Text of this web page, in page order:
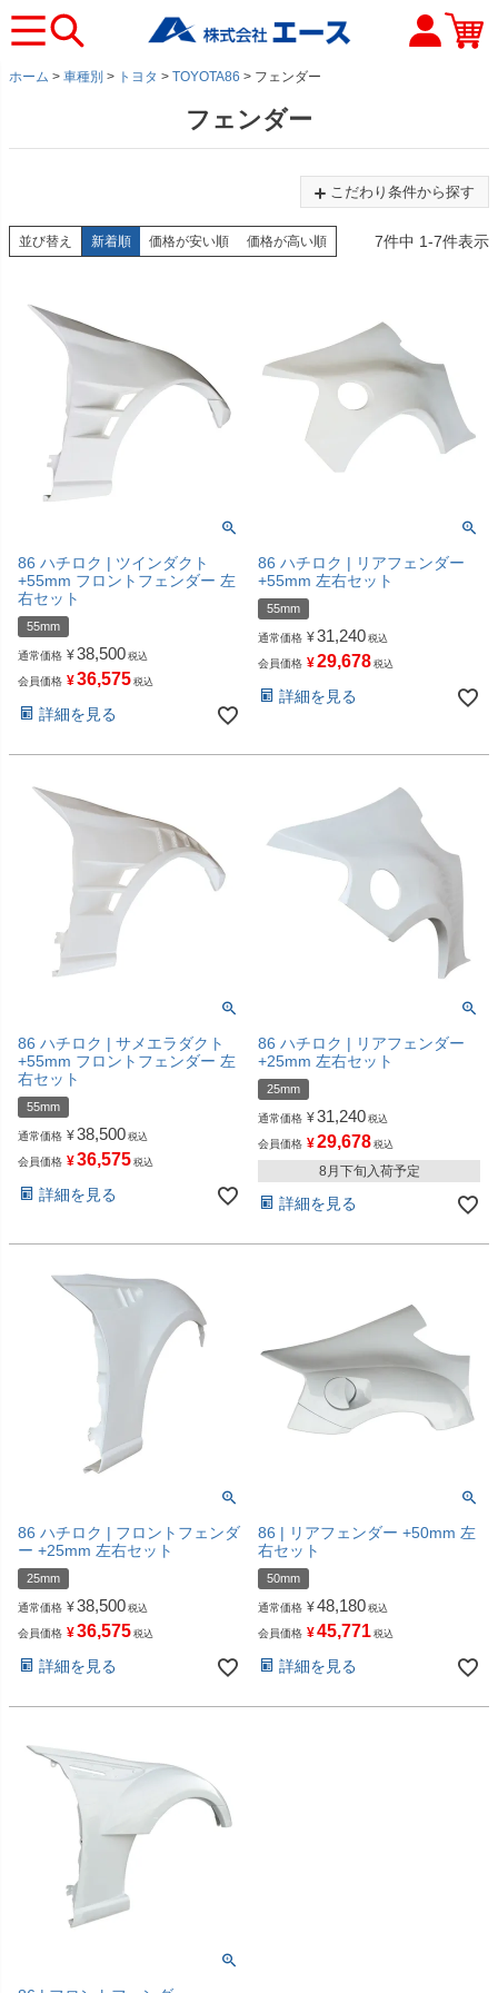
ホーム 車種別 トヨタ TOYOTA86 フェンダー
フェンダー
こだわり条件から探す
並び替え 新着順 価格が安い順 価格が高い順 7件中 1-7件表示
86 ハチロク | ツインダクト
+55mm フロントフェンダー 左
右セット
55mm
通常価格 ¥38,500 税込
会員価格 ¥36,575 税込
詳細を見る
86 ハチロク | リアフェンダー
+55mm 左右セット
55mm
通常価格 ¥31,240 税込
会員価格 ¥29,678 税込
詳細を見る
86 ハチロク | サメエラダクト
+55mm フロントフェンダー 左
右セット
55mm
通常価格 ¥38,500 税込
会員価格 ¥36,575 税込
詳細を見る
86 ハチロク | リアフェンダー
+25mm 左右セット
25mm
通常価格 ¥31,240 税込
会員価格 ¥29,678 税込
8月下旬入荷予定
詳細を見る
86 ハチロク | フロントフェンダ
ー +25mm 左右セット
25mm
通常価格 ¥38,500 税込
会員価格 ¥36,575 税込
詳細を見る
86 | リアフェンダー +50mm 左
右セット
50mm
通常価格 ¥48,180 税込
会員価格 ¥45,771 税込
詳細を見る